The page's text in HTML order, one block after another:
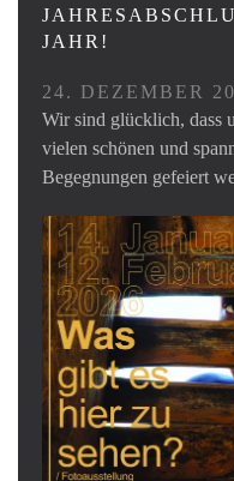
JAHR!
24. DEZEMBER
Wir sind glücklich, dass
vielen schönen und
Begegnungen gefeiert